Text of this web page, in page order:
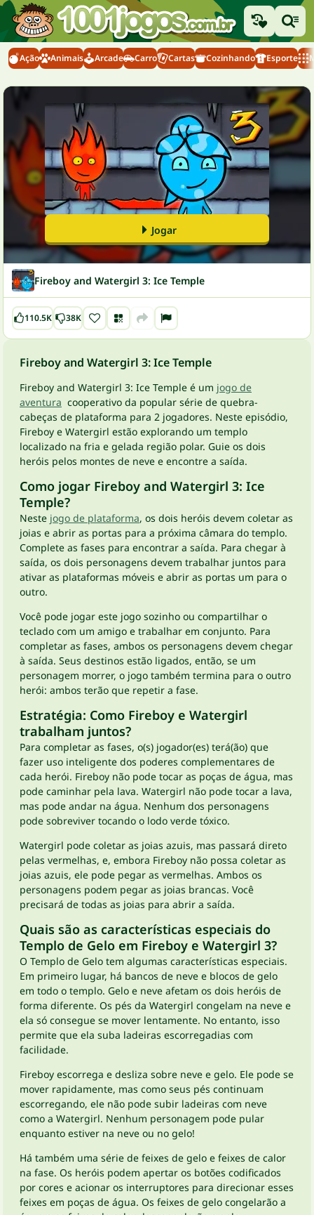
Ação Animais Arcade Carro Cartas Cozinhando Esporte
Jogar
Fireboy and Watergirl 3: Ice Temple
110.5K 38K
Fireboy and Watergirl 3: Ice Temple
Fireboy and Watergirl 3: Ice Temple é um jogo de
aventura cooperativo da popular série de quebra-
cabeças de plataforma para 2 jogadores. Neste episódio,
Fireboy e Watergirl estão explorando um templo
localizado na fria e gelada região polar. Guie os dois
heróis pelos montes de neve e encontre a saída.
Como jogar Fireboy and Watergirl 3: Ice
Temple?
Neste jogo de plataforma, os dois heróis devem coletar as
joias e abrir as portas para a próxima câmara do templo.
Complete as fases para encontrar a saída. Para chegar à
saída, os dois personagens devem trabalhar juntos para
ativar as plataformas móveis e abrir as portas um para o
outro.
Você pode jogar este jogo sozinho ou compartilhar o
teclado com um amigo e trabalhar em conjunto. Para
completar as fases, ambos os personagens devem chegar
à saída. Seus destinos estão ligados, então, se um
personagem morrer, o jogo também termina para o outro
herói: ambos terão que repetir a fase.
Estratégia: Como Fireboy e Watergirl
trabalham juntos?
Para completar as fases, o(s) jogador(es) terá(ão) que
fazer uso inteligente dos poderes complementares de
cada herói. Fireboy não pode tocar as poças de água, mas
pode caminhar pela lava. Watergirl não pode tocar a lava,
mas pode andar na água. Nenhum dos personagens
pode sobreviver tocando o lodo verde tóxico.
Watergirl pode coletar as joias azuis, mas passará direto
pelas vermelhas, e, embora Fireboy não possa coletar as
joias azuis, ele pode pegar as vermelhas. Ambos os
personagens podem pegar as joias brancas. Você
precisará de todas as joias para abrir a saída.
Quais são as características especiais do
Templo de Gelo em Fireboy e Watergirl 3?
O Templo de Gelo tem algumas características especiais.
Em primeiro lugar, há bancos de neve e blocos de gelo
em todo o templo. Gelo e neve afetam os dois heróis de
forma diferente. Os pés da Watergirl congelam na neve e
ela só consegue se mover lentamente. No entanto, isso
permite que ela suba ladeiras escorregadias com
facilidade.
Fireboy escorrega e desliza sobre neve e gelo. Ele pode se
mover rapidamente, mas como seus pés continuam
escorregando, ele não pode subir ladeiras com neve
como a Watergirl. Nenhum personagem pode pular
enquanto estiver na neve ou no gelo!
Há também uma série de feixes de gelo e feixes de calor
na fase. Os heróis podem apertar os botões codificados
por cores e acionar os interruptores para direcionar esses
feixes em poças de água. Os feixes de gelo congelarão a